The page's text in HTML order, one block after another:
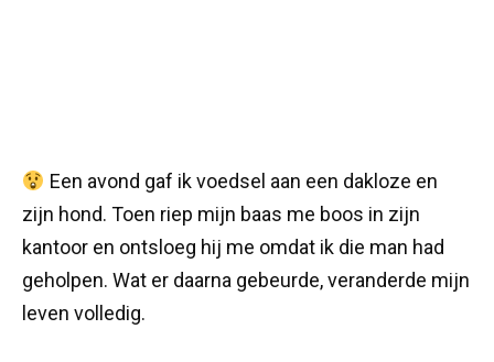
Een avond gaf ik voedsel aan een dakloze en
zijn hond. Toen riep mijn baas me boos in zijn
kantoor en ontsloeg hij me omdat ik die man had
geholpen. Wat er daarna gebeurde, veranderde mijn
leven volledig.